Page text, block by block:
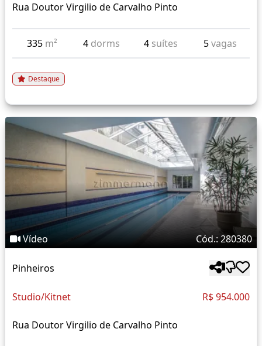
Rua Doutor Virgilio de Carvalho Pinto
335 m² 4 dorms 4 suítes 5vagas
Destaque
Vídeo Cód.: 280380
Pinheiros
Studio/Kitnet R$ 954.000
Rua Doutor Virgilio de Carvalho Pinto